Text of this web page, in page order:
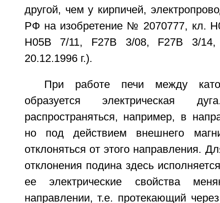
другой, чем у кирпичей,
РФ на изобретение № 2070777, кл.
H05B 7/11, F27B 3/08, F27B 3/
20.12.1996 г.).
При работе печи между
образуется электрическая
распространяться, например, в
но под действием внешнего
отклоняться от этого направления.
отклонения подина здесь
ее электрические свойства
направлении, т.е. протекающий